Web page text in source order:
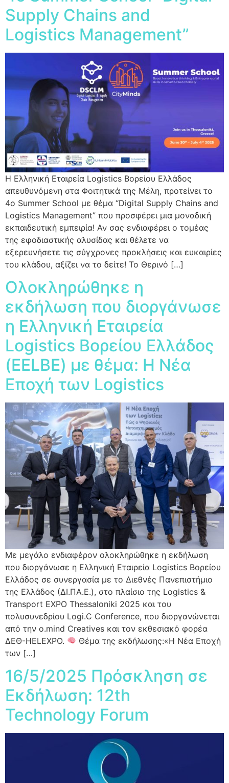
Supply Chains and
Logistics Management”
Η Ελληνική Εταιρεία Logistics Βορείου Ελλάδος
απευθυνόμενη στα Φοιτητικά της Μέλη, προτείνει το
4ο Summer School με θέμα “Digital Supply Chains and
Logistics Management” που προσφέρει μια μοναδική
εκπαιδευτική εμπειρία! Αν σας ενδιαφέρει ο τομέας
της εφοδιαστικής αλυσίδας και θέλετε να
εξερευνήσετε τις σύγχρονες προκλήσεις και ευκαιρίες
του κλάδου, αξίζει να το δείτε! Το Θερινό […]
Ολοκληρώθηκε η
εκδήλωση που διοργάνωσε
η Ελληνική Εταιρεία
Logistics Βορείου Ελλάδος
(EELBE) με θέμα: Η Νέα
Εποχή των Logistics
Με μεγάλο ενδιαφέρον oλοκληρώθηκε η εκδήλωση
που διοργάνωσε η Ελληνική Εταιρεία Logistics Βορείου
Ελλάδος σε συνεργασία με το Διεθνές Πανεπιστήμιο
της Ελλάδος (ΔΙ.ΠΑ.Ε.), στο πλαίσιο της Logistics &
Transport EXPO Thessaloniki 2025 και του
πολυσυνεδρίου Logi.C Conference, που διοργανώνεται
από την o.mind Creatives και τον εκθεσιακό φορέα
ΔΕΘ-HELEXPO.
Θέμα της εκδήλωσης:«Η Νέα Εποχή
των […]
16/5/2025 Πρόσκληση σε
Εκδήλωση: 12th
Technology Forum